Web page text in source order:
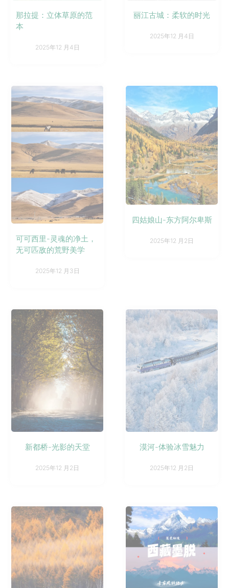
那拉提：立体草原的范
本
2025年12 月4日
丽江古城：柔软的时光
2025年12 月4日
可可西里-灵魂的净土，
无可匹敌的荒野美学
2025年12 月3日
四姑娘山-东方阿尔卑斯
2025年12 月2日
新都桥-光影的天堂
2025年12 月2日
漠河-体验冰雪魅力
2025年12 月2日